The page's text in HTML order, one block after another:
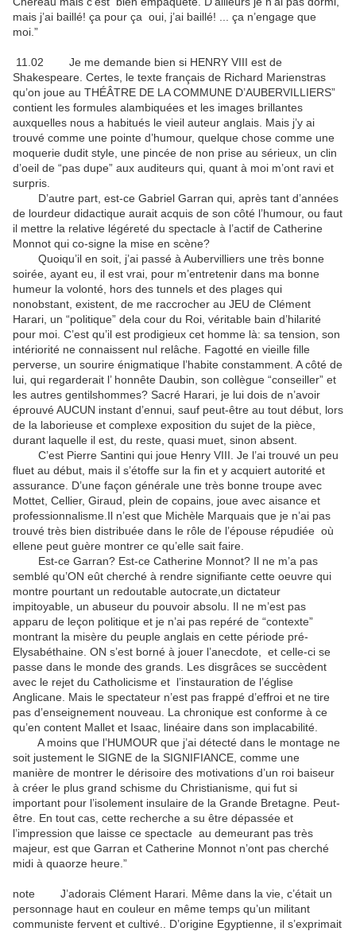
mais j’ai baillé! ça pour ça oui, j’ai baillé! ... ça n’engage que
moi.”
11.02 Je me demande bien si HENRY VIII est de
Shakespeare. Certes, le texte français de Richard Marienstras
qu’on joue au THÉÂTRE DE LA COMMUNE D’AUBERVILLIERS”
contient les formules alambiquées et les images brillantes
auxquelles nous a habitués le vieil auteur anglais. Mais j’y ai
trouvé comme une pointe d’humour, quelque chose comme une
moquerie dudit style, une pincée de non prise au sérieux, un clin
d’oeil de “pas dupe” aux auditeurs qui, quant à moi m’ont ravi et
surpris.
D’autre part, est-ce Gabriel Garran qui, après tant d’années
de lourdeur didactique aurait acquis de son côté l’humour, ou faut
il mettre la relative légéreté du spectacle à l’actif de Catherine
Monnot qui co-signe la mise en scène?
Quoiqu’il en soit, j’ai passé à Aubervilliers une très bonne
soirée, ayant eu, il est vrai, pour m’entretenir dans ma bonne
humeur la volonté, hors des tunnels et des plages qui
nonobstant, existent, de me raccrocher au JEU de Clément
Harari, un “politique” dela cour du Roi, véritable bain d’hilarité
pour moi. C’est qu’il est prodigieux cet homme là: sa tension, son
intériorité ne connaissent nul relâche. Fagotté en vieille fille
perverse, un sourire énigmatique l’habite constamment. A côté de
lui, qui regarderait l’ honnête Daubin, son collègue “conseiller” et
les autres gentilshommes? Sacré Harari, je lui dois de n’avoir
éprouvé AUCUN instant d’ennui, sauf peut-être au tout début, lors
de la laborieuse et complexe exposition du sujet de la pièce,
durant laquelle il est, du reste, quasi muet, sinon absent.
C’est Pierre Santini qui joue Henry VIII. Je l’ai trouvé un peu
fluet au début, mais il s’étoffe sur la fin et y acquiert autorité et
assurance. D’une façon générale une très bonne troupe avec
Mottet, Cellier, Giraud, plein de copains, joue avec aisance et
professionnalisme.Il n’est que Michèle Marquais que je n’ai pas
trouvé très bien distribuée dans le rôle de l’épouse répudiée où
ellene peut guère montrer ce qu’elle sait faire.
Est-ce Garran? Est-ce Catherine Monnot? Il ne m’a pas
semblé qu’ON eût cherché à rendre signifiante cette oeuvre qui
montre pourtant un redoutable autocrate,un dictateur
impitoyable, un abuseur du pouvoir absolu. Il ne m’est pas
apparu de leçon politique et je n’ai pas repéré de “contexte”
montrant la misère du peuple anglais en cette période pré-
Elysabéthaine. ON s’est borné à jouer l’anecdote, et celle-ci se
passe dans le monde des grands. Les disgrâces se succèdent
avec le rejet du Catholicisme et l’instauration de l’église
Anglicane. Mais le spectateur n’est pas frappé d’effroi et ne tire
pas d’enseignement nouveau. La chronique est conforme à ce
qu’en content Mallet et Isaac, linéaire dans son implacabilité.
A moins que l’HUMOUR que j’ai détecté dans le montage ne
soit justement le SIGNE de la SIGNIFIANCE, comme une
manière de montrer le dérisoire des motivations d’un roi baiseur
à créer le plus grand schisme du Christianisme, qui fut si
important pour l’isolement insulaire de la Grande Bretagne. Peut-
être. En tout cas, cette recherche a su être dépassée et
l’impression que laisse ce spectacle au demeurant pas très
majeur, est que Garran et Catherine Monnot n’ont pas cherché
midi à quaorze heure.”
note J’adorais Clément Harari. Même dans la vie, c’était un
personnage haut en couleur en même temps qu’un militant
communiste fervent et cultivé.. D’origine Egyptienne, il s’exprimait